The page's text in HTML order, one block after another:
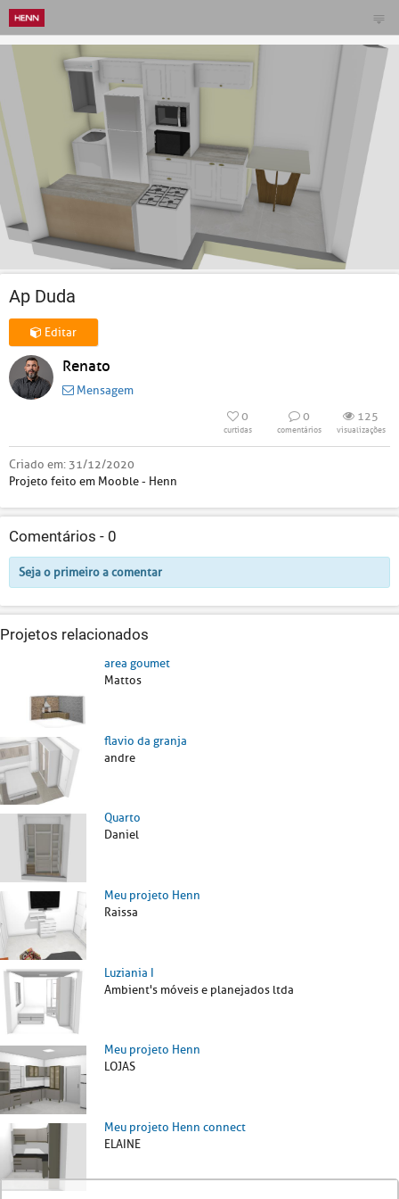
Ap Duda
Editar
Renato
Mensagem
0
curtidas
0
comentários
125
visualizações
Criado em: 31/12/2020
Projeto feito em Mooble - Henn
Comentários - 0
Seja o primeiro a comentar
Projetos relacionados
area goumet
Mattos
flavio da granja
andre
Quarto
Daniel
Meu projeto Henn
Raissa
Luziania I
Ambient's móveis e planejados ltda
Meu projeto Henn
LOJAS
Meu projeto Henn connect
ELAINE